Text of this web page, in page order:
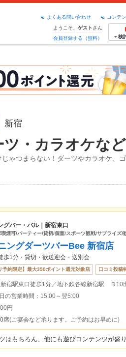
コンテ
よくある問い合わせ
ようこそ、 ゲスト さん
会員登録する（無料）
検
新宿
ツ・カラオケな
じゃつまらない！ダーツやカラオケ、
グバー・バル｜新宿東口
煙可/パーティー/貸切/個室/スポーツ観戦/サプライズ/
ングダーツバーBee 新宿店
歩1分・貸切・歓送迎会・送別会
予約限定】最大350ポイント還元対象店 口コミ投稿
の営業時間：15:00～翌5:00
円
席(ご宴会など承ります。ご予約はお早めに)
はもちろん、他にも遊びコンテンツが盛